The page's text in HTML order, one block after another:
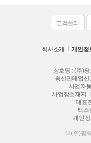
고객센터
회사소개 개인정
상호명 : (주)
통신판매업
사업자
사업장소재지
대표
팩스
개인
© (주)평